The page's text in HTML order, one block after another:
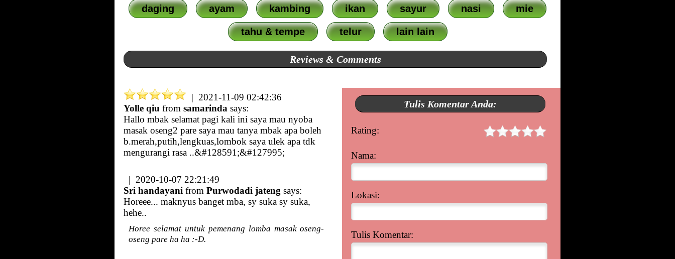
daging ayam kambing ikan sayur nasi mie
tahu & tempe telur lain lain
Reviews & Comments
| 2021-11-09 02:42:36
Yolle qiu fromsamarinda says:
Hallo mbak selamat pagi kali ini saya mau nyoba
masak oseng2 pare saya mau tanya mbak apa boleh
b.merah,putih,lengkuas,lombok saya ulek apa tdk
mengurangi rasa ..&#128591;&#127995;
| 2020-10-07 22:21:49
Sri handayani fromPurwodadi jateng says:
Horeee... maknyus banget mba, sy suka sy suka,
hehe..
Horee selamat untuk pemenang lomba masak oseng-
oseng pare ha ha :-D.
Tulis Komentar Anda:
Rating:
Nama:
Lokasi:
Tulis Komentar: